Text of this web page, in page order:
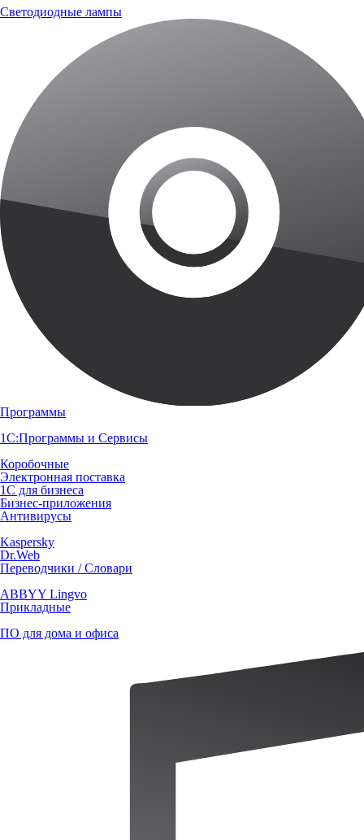
Светодиодные лампы
Программы
1С:Программы и Сервисы
Коробочные
Электронная поставка
1С для бизнеса
Бизнес-приложения
Антивирусы
Kaspersky
Dr.Web
Переводчики / Словари
ABBYY Lingvo
Прикладные
ПО для дома и офиса